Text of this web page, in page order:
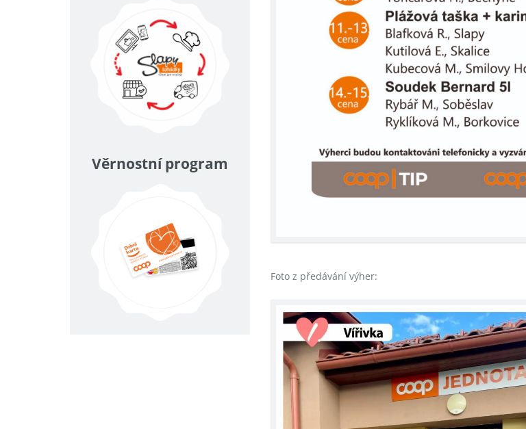
Foto z předávání výher:
Věrnostní program